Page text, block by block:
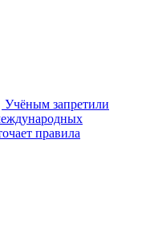
Учёным запретили
правила